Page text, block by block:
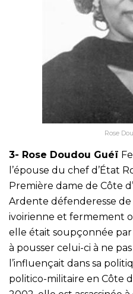
Rose
3- Rose Doudou Guéï
l’épouse du chef d’État
Première dame de Côte
Ardente défenderesse
ivoirienne et fermement
elle était soupçonnée par
à pousser celui-ci à ne
l’influençait dans sa
politico-militaire en Côte